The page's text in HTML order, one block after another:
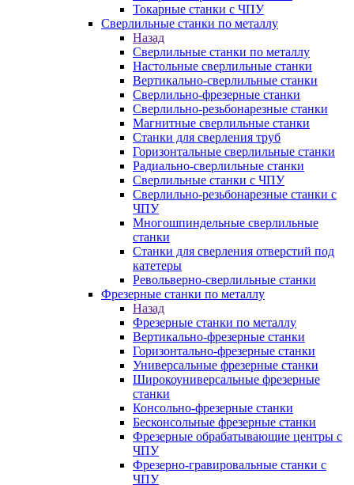
Токарные станки с ЧПУ
Сверлильные станки по металлу
Назад
Сверлильные станки по металлу
Настольные сверлильные станки
Вертикально-сверлильные станки
Сверлильно-фрезерные станки
Сверлильно-резьбонарезные станки
Магнитные сверлильные станки
Станки для сверления труб
Горизонтальные сверлильные станки
Радиально-сверлильные станки
Сверлильные станки с ЧПУ
Сверлильно-резьбонарезные станки с
ЧПУ
Многошпиндельные сверлильные
станки
Станки для сверления отверстий под
катетеры
Револьверно-сверлильные станки
Фрезерные станки по металлу
Назад
Фрезерные станки по металлу
Вертикально-фрезерные станки
Горизонтально-фрезерные станки
Универсальные фрезерные станки
Широкоуниверсальные фрезерные
станки
Консольно-фрезерные станки
Бесконсольные фрезерные станки
Фрезерные обрабатывающие центры с
ЧПУ
Фрезерно-гравировальные станки с
ЧПУ